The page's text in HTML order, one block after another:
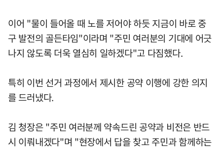
이어 "물이 들어올 때 노를 저어야 하듯 지금이 바로 중
구 발전의 골든타임"이라며 "주민 여러분의 기대에 어긋
나지 않도록 더욱 열심히 일하겠다"고 다짐했다.
특히 이번 선거 과정에서 제시한 공약 이행에 강한 의지
를 드러냈다.
김 청장은 "주민 여러분께 약속드린 공약과 비전은 반드
시 이뤄내겠다"며 "현장에서 답을 찾고 주민과 함께하는